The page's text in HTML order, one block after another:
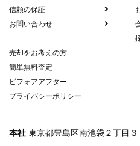
信頼の保証
お問い合わせ
売却をお考えの方
簡単無料査定
ビフォアアフター
プライバシーポリシー
本社 東京都豊島区南池袋２丁目